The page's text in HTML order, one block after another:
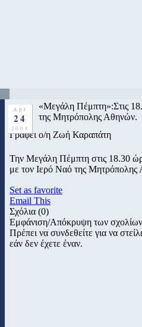
Apr
24
2008
«Μεγάλη Πέμπτη»:Στις
της Μητρόπολης Αθηνών.
Γράφει ο/η Ζωή Καραπάτη
Την Μεγάλη Πέμπτη στις 18.30
με τον Ιερό Ναό της
Set as favorite
Email This
Σχόλια (0)
Εμφάνιση/Απόκρυψη των σχολίων
Πρέπει να συνδεθείτε για να
εάν δεν έχετε έναν.